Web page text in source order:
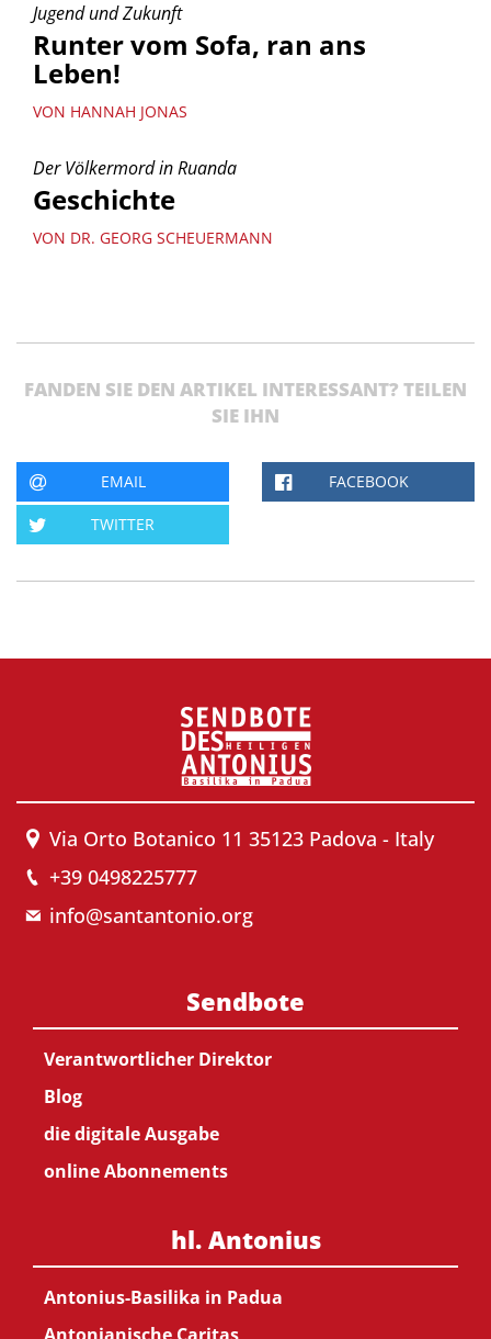
Jugend und Zukunft
Runter vom Sofa, ran ans
Leben!
VON HANNAH JONAS
Der Völkermord in Ruanda
Geschichte
VON DR. GEORG SCHEUERMANN
FANDEN SIE DEN ARTIKEL INTERESSANT? TEILEN
SIE IHN
EMAIL FACEBOOK
TWITTER
Via Orto Botanico 11 35123 Padova - Italy
+39 0498225777
info@santantonio.org
Sendbote
Verantwortlicher Direktor
Blog
die digitale Ausgabe
online Abonnements
hl. Antonius
Antonius-Basilika in Padua